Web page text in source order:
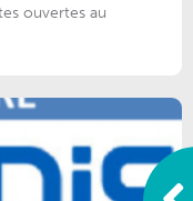
ouvertes au